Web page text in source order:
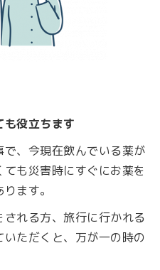
役立ちます
、今現在飲んでいる薬が
も災害時にすぐにお薬を
ます。
れる方、旅行に行かれる
ただくと、万が一の時の